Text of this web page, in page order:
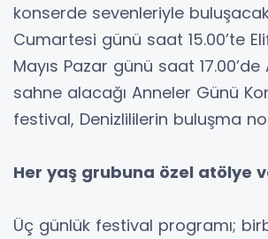
konserde sevenleriyle
Cumartesi günü saat 15.00’te
Mayıs Pazar günü saat
sahne alacağı Anneler Günü
festival, Denizlililerin buluşma
Her yaş grubuna özel atölye
Üç günlük festival programı;